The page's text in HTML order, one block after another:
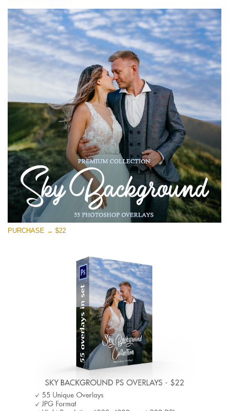
Sky Boundless
(347 Overlays)
Large 6000*4000px
(1783 Overlays)
Large 6000*4000px
無料ダウンロード
PURCHASE → $22